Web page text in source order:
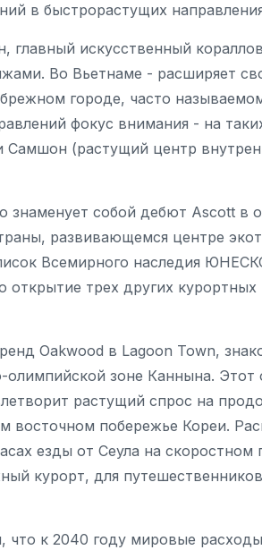
в быстрорастущих
искусственный
Во Вьетнаме - расширяет
городе, часто
фокус внимания - на
(растущий центр
знаменует собой дебют Ascott в
развивающемся центре
Всемирного наследия
открытие трех других
Oakwood в Lagoon Town,
олимпийской зоне Каннына. Этот
растущий спрос на
побережье Кореи.
езды от Сеула на скоростном
курорт, для
что к 2040 году мировые